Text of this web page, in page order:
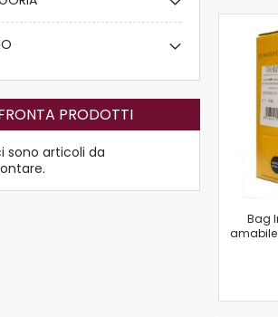
Bag
amabile
PRODOTTI
sono articoli da